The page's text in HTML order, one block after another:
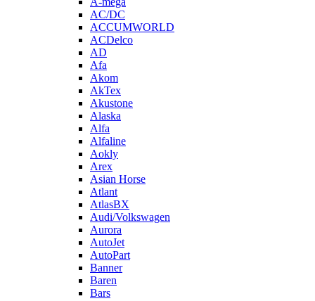
AC/DC
ACCUMWORLD
ACDelco
AD
Afa
Akom
AkTex
Akustone
Alaska
Alfa
Alfaline
Aokly
Arex
Asian Horse
Atlant
AtlasBX
Audi/Volkswagen
Aurora
AutoJet
AutoPart
Banner
Baren
Bars